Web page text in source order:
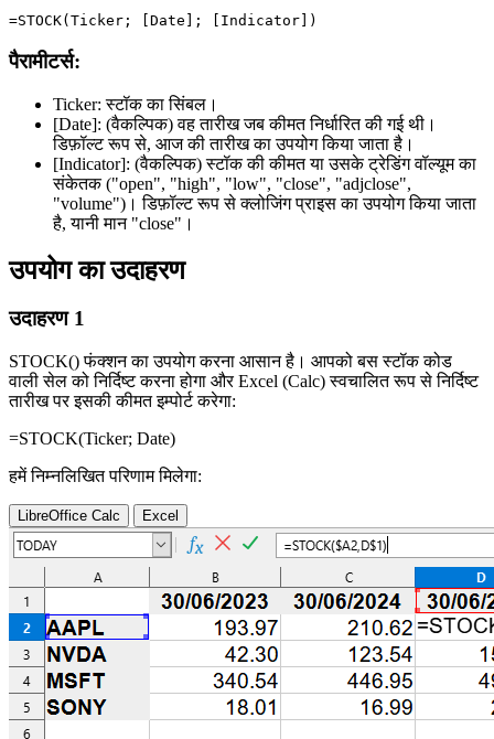
पैरामीटर्स:
Ticker: स्टॉक का सिंबल।
[Date]: (वैकल्पिक) वह तारीख जब कीमत निर्धारित की गई थी।
डिफ़ॉल्ट रूप से, आज की तारीख का उपयोग किया जाता है।
[Indicator]: (वैकल्पिक) स्टॉक की कीमत या उसके ट्रेडिंग वॉल्यूम का
संकेतक ("open", "high", "low", "close", "adjclose",
"volume")। डिफ़ॉल्ट रूप से क्लोजिंग प्राइस का उपयोग किया जाता
है, यानी मान "close" ।
उपयोग का उदाहरण
उदाहरण 1
STOCK() फंक्शन का उपयोग करना आसान है। आपको बस स्टॉक कोड
वाली सेल को निर्दिष्ट करना होगा और Excel (Calc) स्वचालित रूप से निर्दिष्ट
तारीख पर इसकी कीमत इम्पोर्ट करेगा:
=STOCK(Ticker; Date)
हमें निम्नलिखित परिणाम मिलेगा:
LibreOffice Calc Excel